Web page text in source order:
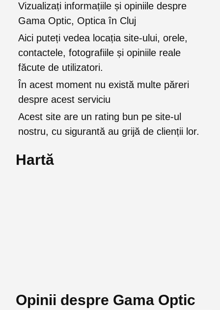
Vizualizați informațiile și opiniile despre
Gama Optic, Optica în Cluj
Aici puteți vedea locația site-ului, orele,
contactele, fotografiile și opiniile reale
făcute de utilizatori.
În acest moment nu există multe păreri
despre acest serviciu
Acest site are un rating bun pe site-ul
nostru, cu sigurantă au grijă de clienții lor.
Hartă
Opinii despre Gama Optic